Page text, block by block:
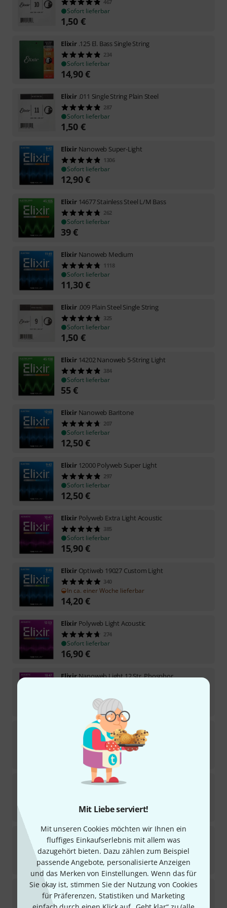
Mit Liebe serviert!
Mit unseren Cookies möchten wir Ihnen ein
fluffiges Einkaufserlebnis mit allem was
dazugehört bieten. Dazu zählen zum Beispiel
passende Angebote, personalisierte Anzeigen
und das Merken von Einstellungen. Wenn das für
Sie okay ist, stimmen Sie der Nutzung von Cookies
für Präferenzen, Statistiken und Marketing
467
Sofort lieferbar
1,50 €
Elixir .125 El. Bass Single String
234
Sofort lieferbar
14,90€
Elixir .011 Single String Plain Steel
287
Sofort lieferbar
1,50 €
Elixir Nanoweb Super-Light
1306
Sofort lieferbar
12,90€
Elixir 14677 Stainless Steel L/M Bass
262
Sofort lieferbar
39€
Elixir Nanoweb Medium
1118
Sofort lieferbar
11,30€
Elixir .009 Plain Steel Single String
325
Sofort lieferbar
1,50 €
Elixir 14202 Nanoweb 5-String Light
384
Sofort lieferbar
55€
Elixir Nanoweb Baritone
207
Sofort lieferbar
12,50€
Elixir 12000 Polyweb Super Light
297
Sofort lieferbar
12,50€
Elixir Polyweb Extra Light Acoustic
385
Sofort lieferbar
15,90€
Elixir Optiweb 19027 Custom Light
340
In ca. einer Woche lieferbar
14,20€
Elixir Polyweb Light Acoustic
274
Sofort lieferbar
16,90€
ElixirNanoweb Light 12 Str. Phosphor
Nanoweb Medium Phosphor
536
In ca. einer Woche lieferbar
Nanoweb Light Acoustic
15,50€
Elixir Nanoweb Extra Long Scale
174
Sofort lieferbar
40 €
Elixir12050 Polyweb Light
414